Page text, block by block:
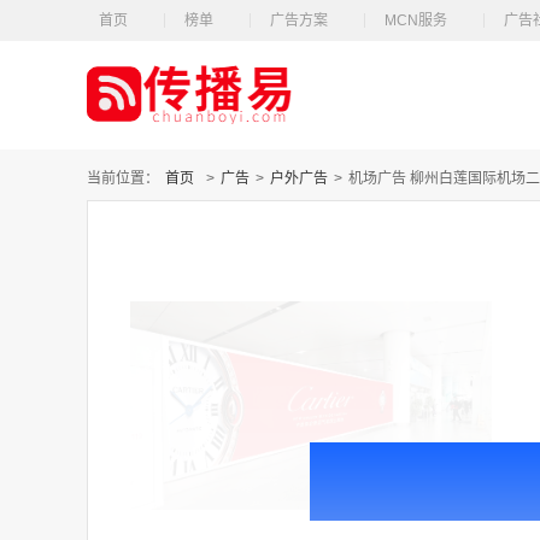
首页 榜单 广告方案 MCN服务 广告
当前位置： 首页 > 广告 > 户外广告 > 机场广告 柳州白莲国际机场